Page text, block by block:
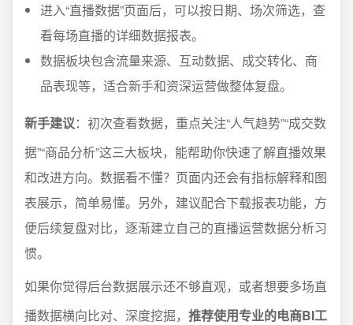
进入“直播数据”页面后，可以按日期、场次筛选，查
看每场直播的详细数据报表。
数据板块包含流量来源、互动数据、成交转化、商
品表现等，适合新手和资深运营做整体复盘。
新手建议：初次查看数据，重点关注“人气趋势”“成交数
据”“商品分析”这三大板块，能帮助你快速了解直播效果
和改进方向。数据看不懂？页面内还会有指标解释和图
表展示，简单易懂。另外，建议配合下载报表功能，方
便后续复盘对比，逐渐建立自己的直播运营数据分析习
惯。
如果你觉得后台数据展示还不够直观，或者想要多场直
播数据横向比对、深度挖掘， 推荐使用专业的电商BI工